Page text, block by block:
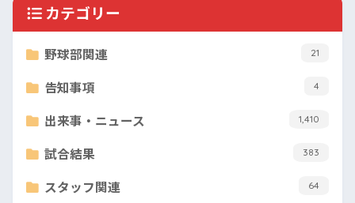
カテゴリー
野球部関連 21
告知事項 4
出来事・ニュース 1,410
試合結果 383
スタッフ関連 64